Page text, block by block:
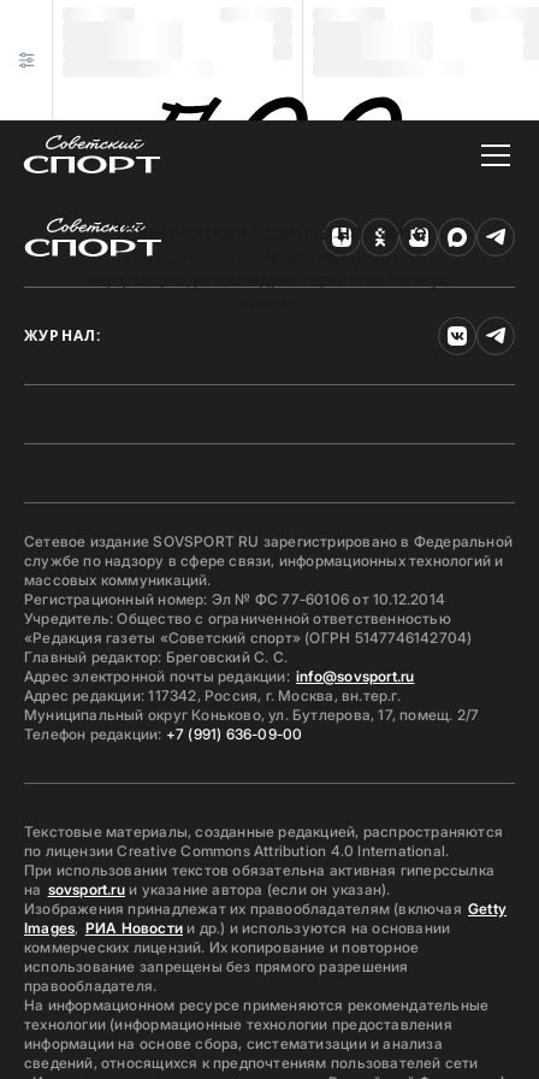
Техническая ошибка на сайте
Произошла ошибка. Чтобы найти нужную
ЖУРНАЛ:
Сетевое издание SOVSPORT RU зарегистрировано в Федеральной
службе по надзору в сфере связи, информационных технологий и
массовых коммуникаций.
Регистрационный номер: Эл № ФС 77-60106 от 10.12.2014
Учредитель: Общество с ограниченной ответственностью
«Редакция газеты «Советский спорт» (ОГРН 5147746142704)
Главный редактор: Бреговский С. С.
Адрес электронной почты редакции: info@sovsport.ru
Адрес редакции: 117342, Россия, г. Москва, вн.тер.г.
Муниципальный округ Коньково, ул. Бутлерова, 17, помещ. 2/7
Телефон редакции: +7 (991) 636-09-00
Текстовые материалы, созданные редакцией, распространяются
по лицензии Creative Commons Attribution 4.0 International.
При использовании текстов обязательна активная гиперссылка
на sovsport.ruи указание автора (если он указан).
Изображения принадлежат их правообладателям (включая Getty
Images, РИА Новостии др.) и используются на основании
коммерческих лицензий. Их копирование и повторное
использование запрещены без прямого разрешения
правообладателя.
На информационном ресурсе применяются рекомендательные
технологии (информационные технологии предоставления
информации на основе сбора, систематизации и анализа
сведений, относящихся к предпочтениям пользователей сети